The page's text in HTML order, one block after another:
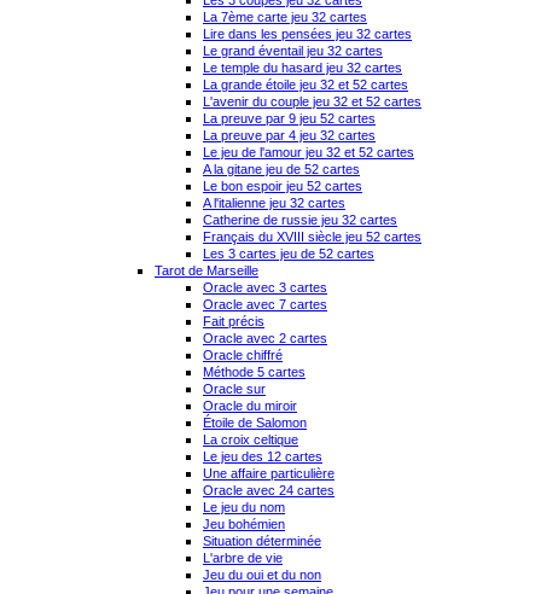
La 7ème carte jeu 32 cartes
Lire dans les pensées jeu 32 cartes
Le grand éventail jeu 32 cartes
Le temple du hasard jeu 32 cartes
La grande étoile jeu 32 et 52 cartes
L'avenir du couple jeu 32 et 52 cartes
La preuve par 9 jeu 52 cartes
La preuve par 4 jeu 32 cartes
Le jeu de l'amour jeu 32 et 52 cartes
A la gitane jeu de 52 cartes
Le bon espoir jeu 52 cartes
A l'italienne jeu 32 cartes
Catherine de russie jeu 32 cartes
Français du XVIII siècle jeu 52 cartes
Les 3 cartes jeu de 52 cartes
Tarot de Marseille
Oracle avec 3 cartes
Oracle avec 7 cartes
Fait précis
Oracle avec 2 cartes
Oracle chiffré
Méthode 5 cartes
Oracle sur
Oracle du miroir
Étoile de Salomon
La croix celtique
Le jeu des 12 cartes
Une affaire particulière
Oracle avec 24 cartes
Le jeu du nom
Jeu bohémien
Situation déterminée
L'arbre de vie
Jeu du oui et du non